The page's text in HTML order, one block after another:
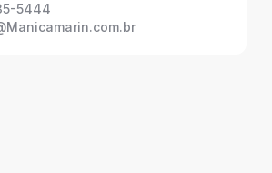
5444